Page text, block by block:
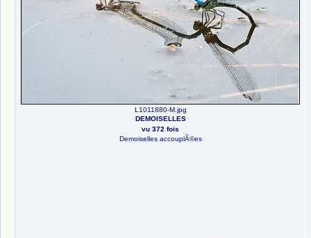
L1011880-M.jpg
DEMOISELLES
vu 372 fois
Demoiselles accouplÃ©es